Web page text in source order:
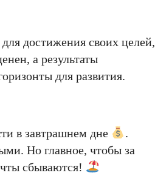
достижения своих целей,
а результаты
для развития.
в завтрашнем дне
.
Но главное, чтобы за
сбываются!